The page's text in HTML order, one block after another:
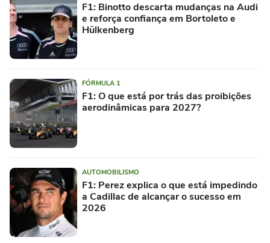
F1: Binotto descarta mudanças na Audi
e reforça confiança em Bortoleto e
Hülkenberg
FÓRMULA 1
F1: O que está por trás das proibições
aerodinâmicas para 2027?
AUTOMOBILISMO
F1: Perez explica o que está impedindo
a Cadillac de alcançar o sucesso em
2026